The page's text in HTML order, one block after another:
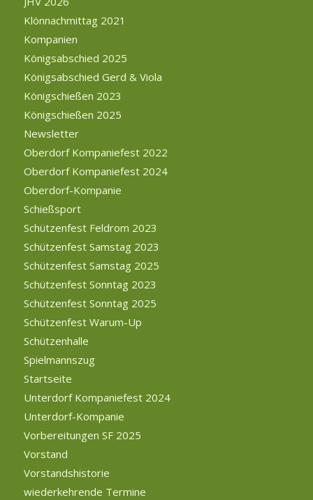
Klönnachmittag 2021
Kompanien
Königsabschied 2025
Königsabschied Gerd & Viola
Königschießen 2023
Königschießen 2025
Newsletter
Oberdorf Kompaniefest 2022
Oberdorf Kompaniefest 2024
Oberdorf-Kompanie
Schießsport
Schützenfest Feldrom 2023
Schützenfest Samstag 2023
Schützenfest Samstag 2025
Schützenfest Sonntag 2023
Schützenfest Sonntag 2025
Schützenfest Warum-Up
Schützenhalle
Spielmannszug
Startseite
Unterdorf Kompaniefest 2024
Unterdorf-Kompanie
Vorbereitungen SF 2025
Vorstand
Vorstandshistorie
wiederkehrende Termine